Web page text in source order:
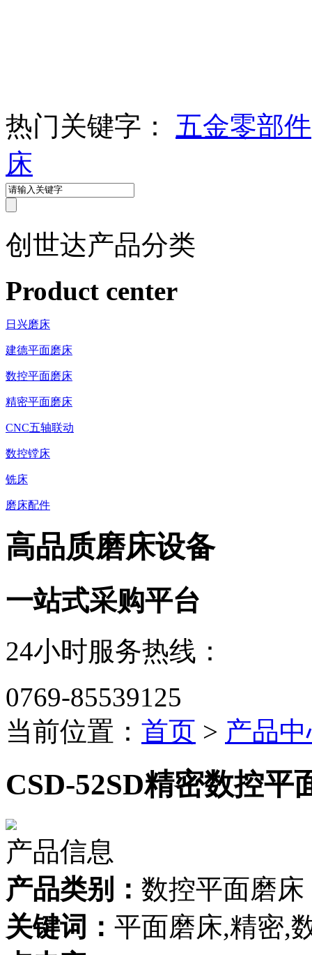
热门关键字：
五金零部件
床
创世达产品分类
Product center
日兴磨床
建德平面磨床
数控平面磨床
精密平面磨床
CNC五轴联动
数控镗床
铣床
磨床配件
高品质磨床设备
一站式采购平台
24小时服务热线：
0769-85539125
当前位置： 首页 > 产品
CSD-52SD精密数控平
产品信息
产品类别： 数控平面磨床
关键词： 平面磨床,精密,